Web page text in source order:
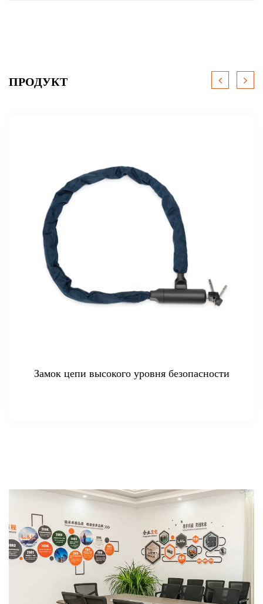
ПРОДУКТ
безопасности
Цепной замок из